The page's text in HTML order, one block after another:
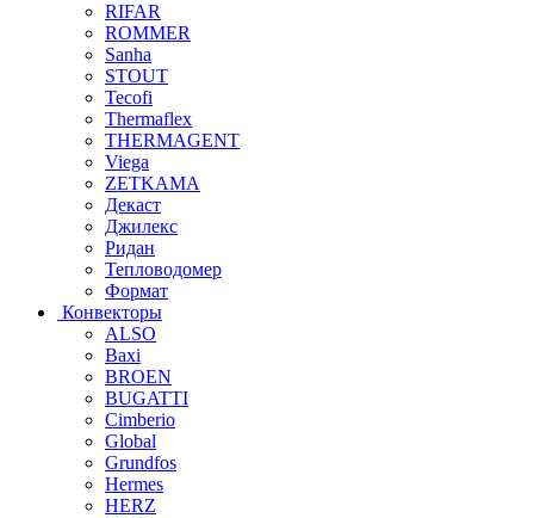
RIFAR
ROMMER
Sanha
STOUT
Tecofi
Thermaflex
THERMAGENT
Viega
ZETKAMA
Декаст
Джилекс
Ридан
Тепловодомер
Формат
Конвекторы
ALSO
Baxi
BROEN
BUGATTI
Cimberio
Global
Grundfos
Hermes
HERZ